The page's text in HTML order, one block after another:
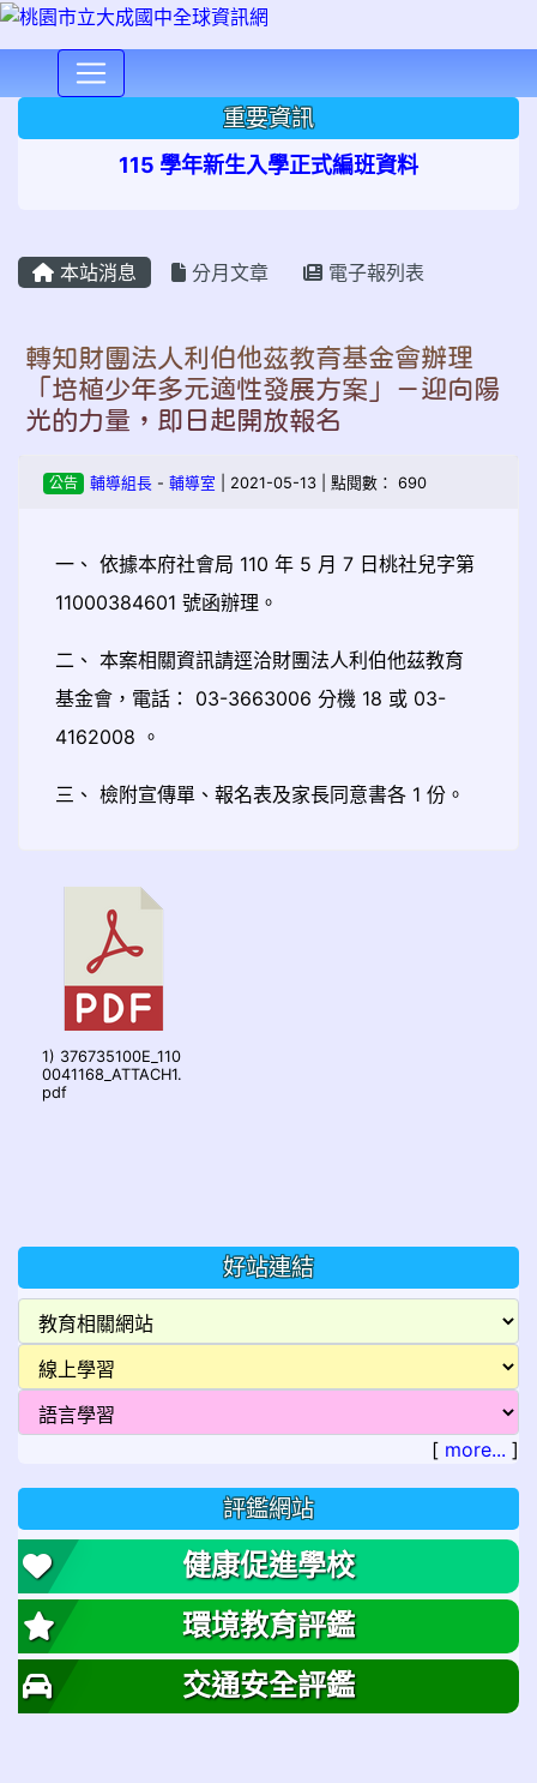
重要資訊
115 學年新生入學正式編班資料
本站消息 分月文章 電子報列表
轉知財團法人利伯他茲教育基金會辦理
「培植少年多元適性發展方案」－迎向陽
光的力量，即日起開放報名
公告 輔導組長- 輔導室 | 2021-05-13 | 點閱數： 690
一、 依據本府社會局 110 年 5 月 7 日桃社兒字第
11000384601 號函辦理。
二、 本案相關資訊請逕洽財團法人利伯他茲教育
基金會，電話： 03-3663006 分機 18 或 03-
4162008 。
三、 檢附宣傳單、報名表及家長同意書各 1 份。
1) 376735100E_110
0041168_ATTACH1.
pdf
好站連結
[ more... ]
評鑑網站
健康促進學校
環境教育評鑑
交通安全評鑑